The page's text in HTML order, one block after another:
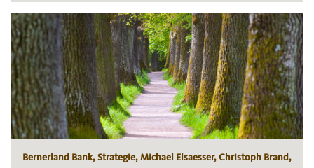
Bernerland Bank, Strategie, Michael Elsaesser, Christoph Brand,